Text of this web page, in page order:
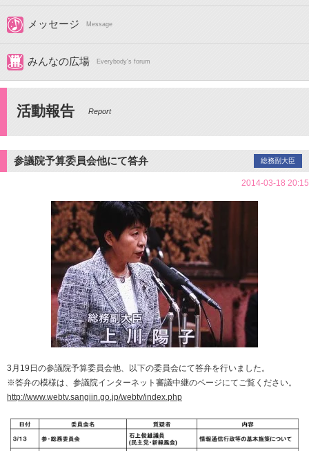
メッセージ Message
みんなの広場 Everybody's forum
活動報告 Report
参議院予算委員会他にて答弁 総務副大臣
2014-03-18 20:15
3月19日の参議院予算委員会他、以下の委員会にて答弁を行いました。
※答弁の模様は、参議院インターネット審議中継のページにてご覧ください。
http://www.webtv.sangiin.go.jp/webtv/index.php